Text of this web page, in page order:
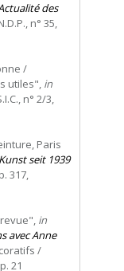
des
n° 35,
/
utiles", in
n° 2/3,
Paris
seit 1939
317,
in
avec Anne
/
21